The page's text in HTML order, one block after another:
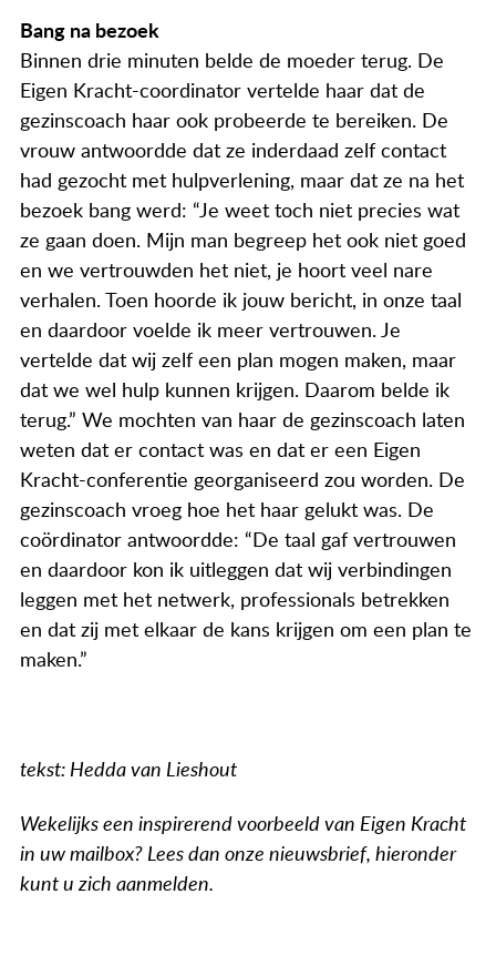
Bang na bezoek
Binnen drie minuten belde de moeder terug. De
Eigen Kracht-coordinator vertelde haar dat de
gezinscoach haar ook probeerde te bereiken. De
vrouw antwoordde dat ze inderdaad zelf contact
had gezocht met hulpverlening, maar dat ze na het
bezoek bang werd: “Je weet toch niet precies wat
ze gaan doen. Mijn man begreep het ook niet goed
en we vertrouwden het niet, je hoort veel nare
verhalen. Toen hoorde ik jouw bericht, in onze taal
en daardoor voelde ik meer vertrouwen. Je
vertelde dat wij zelf een plan mogen maken, maar
dat we wel hulp kunnen krijgen. Daarom belde ik
terug.” We mochten van haar de gezinscoach laten
weten dat er contact was en dat er een Eigen
Kracht-conferentie georganiseerd zou worden. De
gezinscoach vroeg hoe het haar gelukt was. De
coördinator antwoordde: “De taal gaf vertrouwen
en daardoor kon ik uitleggen dat wij verbindingen
leggen met het netwerk, professionals betrekken
en dat zij met elkaar de kans krijgen om een plan te
maken.”
tekst: Hedda van Lieshout
Wekelijks een inspirerend voorbeeld van Eigen Kracht
in uw mailbox? Lees dan onze nieuwsbrief, hieronder
kunt u zich aanmelden.